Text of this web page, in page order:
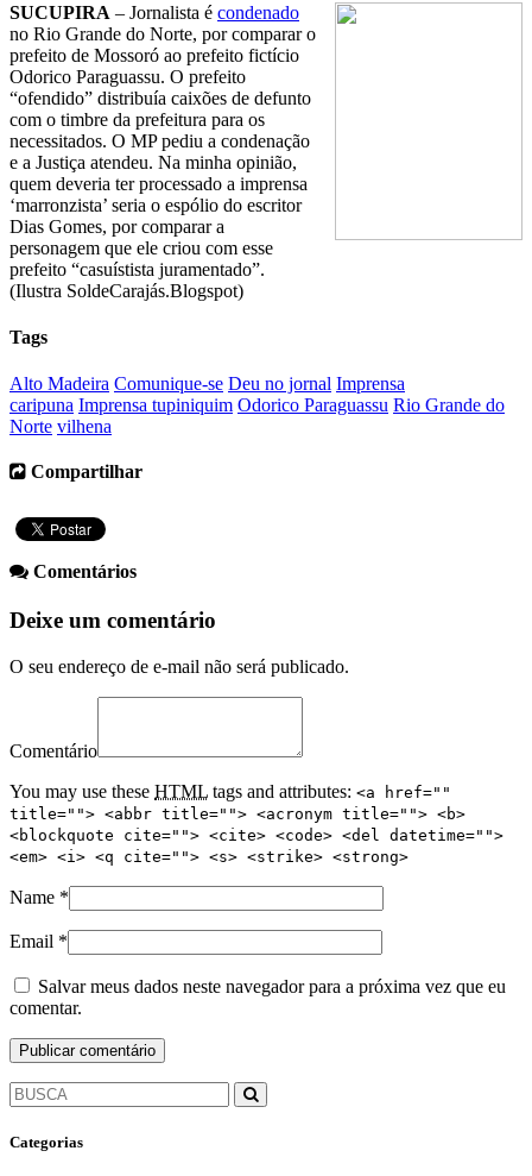
SUCUPIRA – Jornalista é condenado
no Rio Grande do Norte, por comparar o
prefeito de Mossoró ao prefeito fictício
Odorico Paraguassu. O prefeito
“ofendido” distribuía caixões de defunto
com o timbre da prefeitura para os
necessitados. O MP pediu a condenação
e a Justiça atendeu. Na minha opinião,
quem deveria ter processado a imprensa
‘marronzista’ seria o espólio do escritor
Dias Gomes, por comparar a
personagem que ele criou com esse
prefeito “casuístista juramentado”.
(Ilustra SoldeCarajás.Blogspot)
Tags
Alto Madeira Comunique-se Deu no jornal Imprensa
caripuna Imprensa tupiniquim Odorico Paraguassu Rio Grande do
Norte vilhena
Compartilhar
Comentários
Deixe um comentário
O seu endereço de e-mail não será publicado.
Comentário
You may use these HTML tags and attributes: <a href=""
title=""> <abbr title=""> <acronym title=""> <b>
<blockquote cite=""> <cite> <code> <del datetime="">
<em> <i> <q cite=""> <s> <strike> <strong>
Name *
Email *
Salvar meus dados neste navegador para a próxima vez que eu
comentar.
Categorias